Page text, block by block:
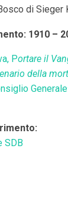
di Sieger
1910 –
Portare il
della
SDB